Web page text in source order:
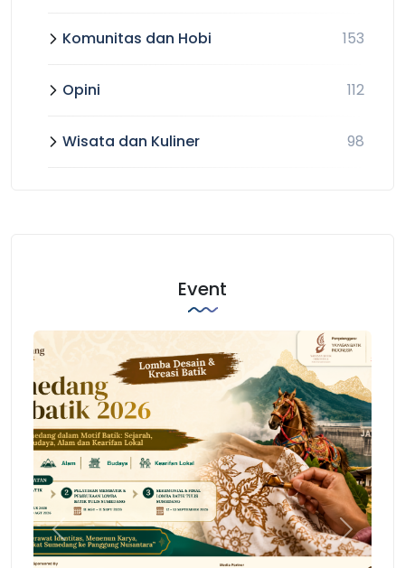
Komunitas dan Hobi 153
Opini 112
Wisata dan Kuliner 98
Event
Previous Next